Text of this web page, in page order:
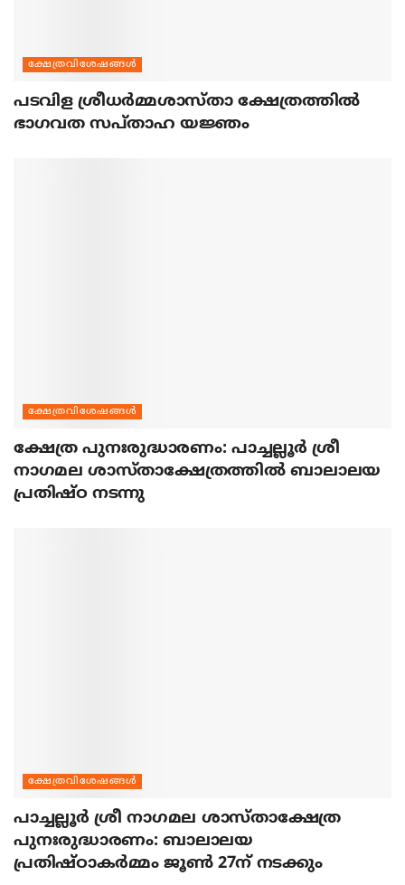
ക്ഷേത്രവിശേഷങ്ങള്‍
പടവിള ശ്രീധര്‍മ്മശാസ്താ ക്ഷേത്രത്തില്‍
ഭാഗവത സപ്താഹ യജ്ഞം
ക്ഷേത്രവിശേഷങ്ങള്‍
ക്ഷേത്ര പുനഃരുദ്ധാരണം: പാച്ചല്ലൂര്‍ ശ്രീ
നാഗമല ശാസ്താക്ഷേത്രത്തില്‍ ബാലാലയ
പ്രതിഷ്ഠ നടന്നു
ക്ഷേത്രവിശേഷങ്ങള്‍
പാച്ചല്ലൂര്‍ ശ്രീ നാഗമല ശാസ്താക്ഷേത്ര
പുനഃരുദ്ധാരണം: ബാലാലയ
പ്രതിഷ്ഠാകര്‍മ്മം ജൂണ്‍ 27ന് നടക്കും